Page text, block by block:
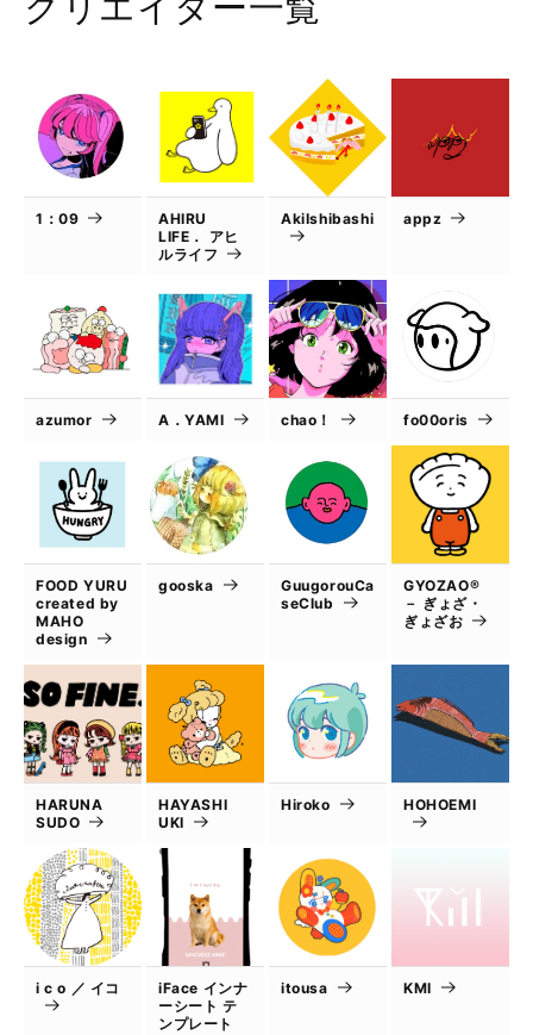
1：09
AHIRU
LIFE． アヒ
ルライフ
AkiIshibashi appz
azumor A．YAMI chao！ fo00oris
FOOD YURU
created by
MAHO
design
gooska
GuugorouCa
seClub
GYOZAO®
－ ぎょざ・
ぎょざお
HARUNA
SUDO
HAYASHI
UKI
Hiroko HOHOEMI
i c o ／ イコ
iFace インナ
ーシート テ
ンプレート
itousa KMI